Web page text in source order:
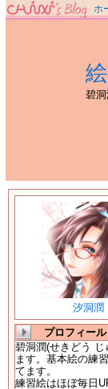
ホ
碧
汐洞潤
プロフィール
碧洞潤(せきどう じ
ます。基本絵の練
てます。
練習絵はほぼ毎日